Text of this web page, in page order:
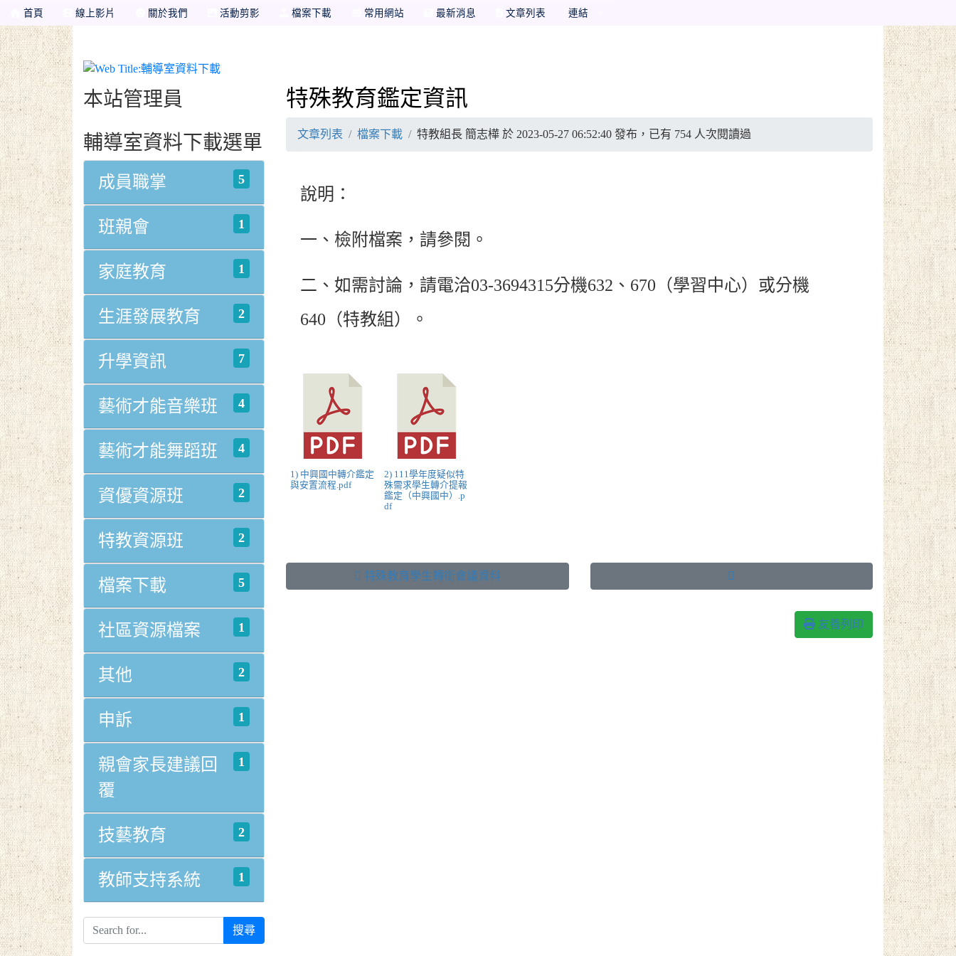
首頁 線上影片 關於我們 活動剪影 檔案下載 常用網站 最新消息 文章列表 連結
輔導室資料下載
本站管理員
輔導室資料下載選單
5
成員職掌
1
班親會
1
家庭教育
2
生涯發展教育
7
升學資訊
4
藝術才能音樂班
4
藝術才能舞蹈班
2
資優資源班
2
特教資源班
5
檔案下載
1
社區資源檔案
2
其他
1
申訴
1
親會家長建議回
覆
2
技藝教育
1
教師支持系統
搜尋
特殊教育鑑定資訊
文章列表 檔案下載 特教組長 簡志樺 於 2023-05-27 06:52:40 發布，已有 754 人次閱讀過
說明：
一、檢附檔案，請參閱。
二、如需討論，請電洽03-3694315分機632、670（學習中心）或分機
640（特教組）。
1) 中興國中轉介鑑定
與安置流程.pdf
2) 111學年度疑似特
殊需求學生轉介提報
鑑定（中興國中）.p
df
 特殊教育學生轉銜會議資料 
友善列印